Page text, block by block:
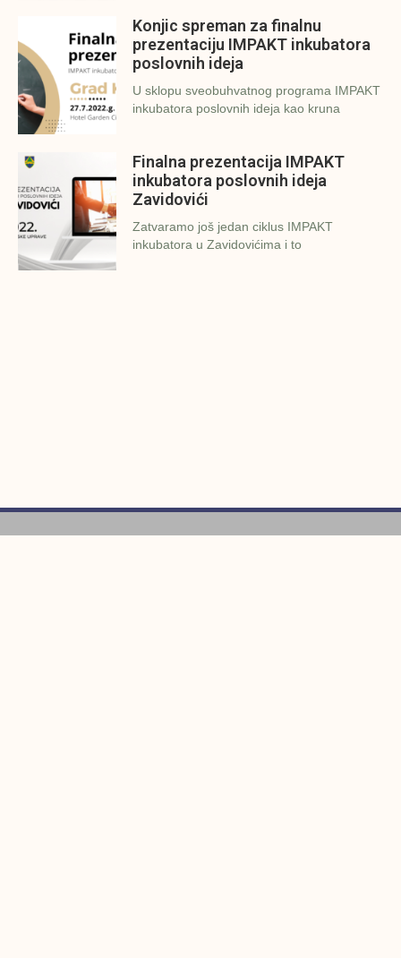
Konjic spreman za finalnu
prezentaciju IMPAKT inkubatora
poslovnih ideja
U sklopu sveobuhvatnog programa IMPAKT
inkubatora poslovnih ideja kao kruna
Finalna prezentacija IMPAKT
inkubatora poslovnih ideja
Zavidovići
Zatvaramo još jedan ciklus IMPAKT
inkubatora u Zavidovićima i to